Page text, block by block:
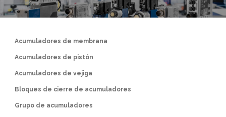
Acumuladores de membrana
Acumuladores de pistón
Acumuladores de vejiga
Bloques de cierre de acumuladores
Grupo de acumuladores